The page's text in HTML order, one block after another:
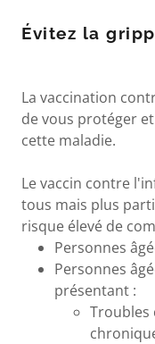
Évitez la
La vaccination
de vous protéger
cette maladie.
Le vaccin contre
tous mais plus
risque élevé de
Personnes
Personnes
présentant :
Troubles